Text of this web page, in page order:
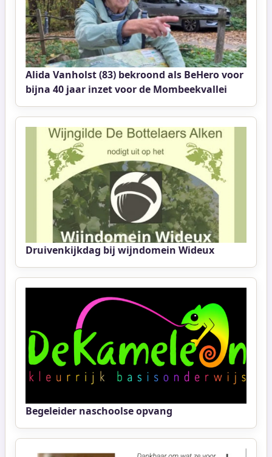
Alida Vanholst (83) bekroond als BeHero voor
bijna 40 jaar inzet voor de Mombeekvallei
Druivenkijkdag bij wijndomein Wideux
Begeleider naschoolse opvang